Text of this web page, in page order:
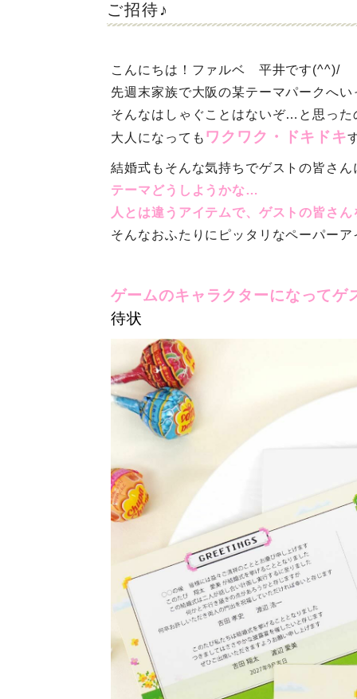
ご招待♪
こんにちは！ファルベ 平井です(^^)/
先週末家族で大阪の某テーマパークへい
そんなはしゃぐことはないぞ…と思っ
大人になっても ワクワク・ドキドキ
結婚式もそんな気持ちでゲストの皆さ
テーマどうしようかな…
人とは違うアイテムで、ゲストの皆さ
そんなおふたりにピッタリなペーパー
ゲームのキャラクターになってゲ
待状